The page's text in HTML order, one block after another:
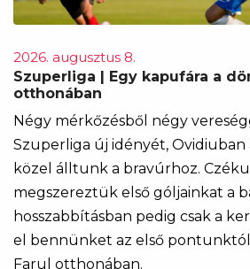
2026. augusztus 8.
Szuperliga | Egy kapufára a
otthonában
Négy mérkőzésből négy
Szuperliga új idényét, Ovidiuban
közel álltunk a bravúrhoz.
megszereztük első góljainkat a
hosszabbításban pedig csak a
el bennünket az első pontunktól
Farul otthonában.